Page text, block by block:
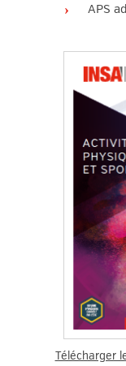
APS
Télécharger